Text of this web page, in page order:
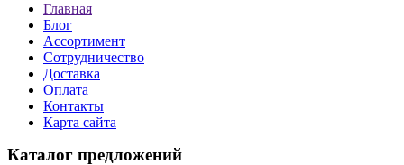
Главная
Блог
Ассортимент
Сотрудничество
Доставка
Оплата
Контакты
Карта сайта
Каталог предложений